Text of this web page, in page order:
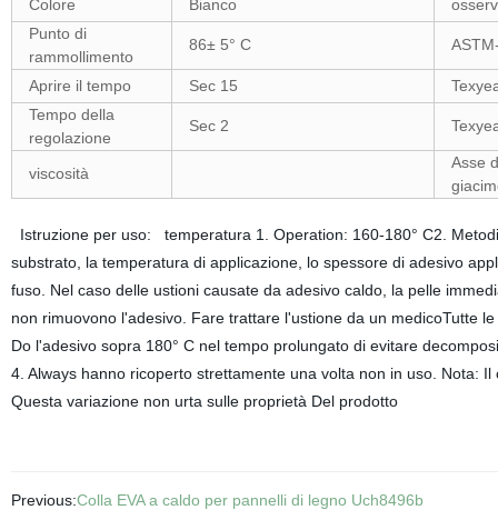
Colore
Bianco
Punto di
rammollimento
86± 5° C
Aprire il tempo Sec 15
Tempo della
regolazione
Sec 2
viscosità
Asse
Istruzione per uso: temperatura 1. Operation: 160-180° C2.
substrato, la temperatura di applicazione, lo spessore di adesivo
fuso. Nel caso delle ustioni causate da adesivo caldo, la pelle
non rimuovono l'adesivo. Fare trattare l'ustione da un medicoTutte
Do l'adesivo sopra 180° C nel tempo prolungato di evitare
4. Always hanno ricoperto strettamente una volta non in uso. Nota:
Questa variazione non urta sulle proprietà Del prodotto
Previous:Colla EVA a caldo per pannelli di legno Uch8496b